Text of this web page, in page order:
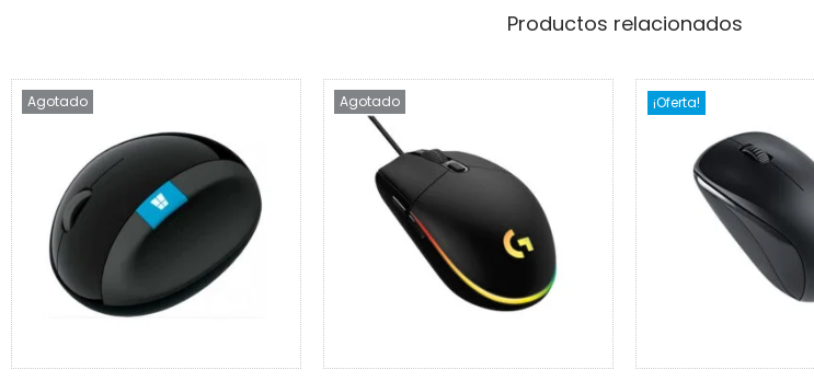
Productos relacionados
Agotado Agotado ¡Oferta!